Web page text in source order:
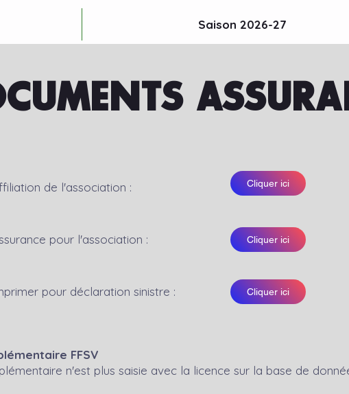
Saison 2026-27
de l'association : Cliquer ici
pour l'association : Cliquer ici
pour déclaration sinistre : Cliquer ici
FFSV
n'est plus saisie avec la licence sur la base de